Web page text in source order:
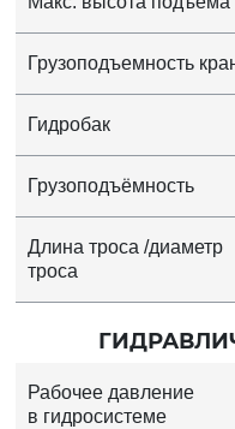
Грузоподъемность
Гидробак
Грузоподъёмность
Длина троса /диаметр
троса
Рабочее давление
в гидросистеме